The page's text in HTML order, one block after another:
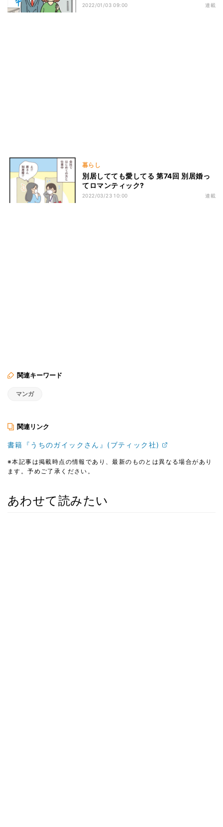
2022/01/03 09:00 連載
暮らし
別居してても愛してる 第74回 別居婚っ
てロマンティック?
2022/03/23 10:00 連載
関連キーワード
マンガ
関連リンク
書籍『うちのガイックさん』(ブティック社)
※本記事は掲載時点の情報であり、最新のものとは異なる場合があり
ます。予めご了承ください。
あわせて読みたい